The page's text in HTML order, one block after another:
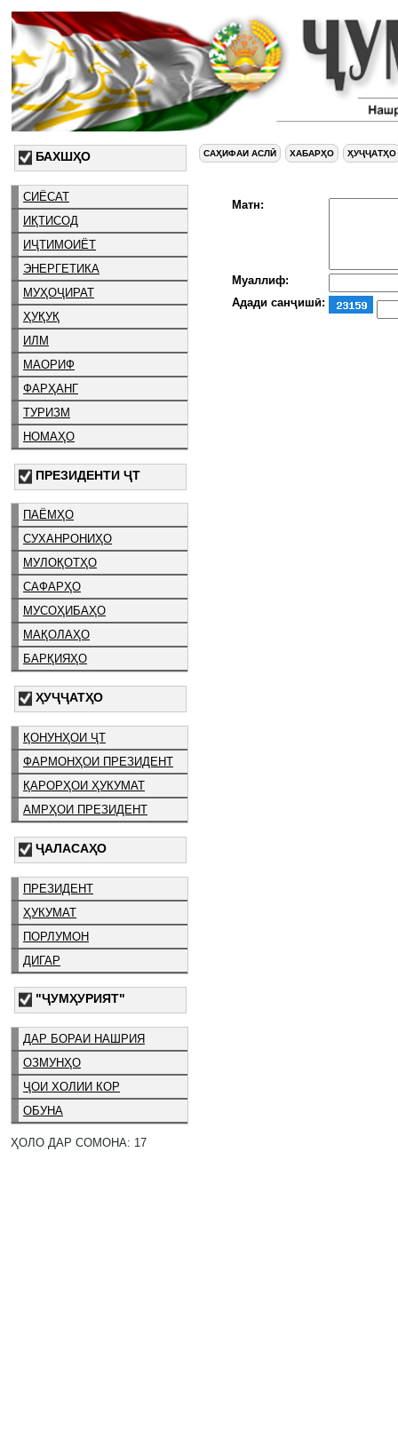
БАХШҲО
СИЁСАТ
ИҚТИСОД
ИҶТИМОИЁТ
ЭНЕРГЕТИКА
МУҲОҶИРАТ
ҲУҚУҚ
ИЛМ
МАОРИФ
ФАРҲАНГ
ТУРИЗМ
НОМАҲО
ПРЕЗИДЕНТИ ҶТ
ПАЁМҲО
СУХАНРОНИҲО
МУЛОҚОТҲО
САФАРҲО
МУСОҲИБАҲО
МАҚОЛАҲО
БАРҚИЯҲО
ҲУҶҶАТҲО
ҚОНУНҲОИ ҶТ
ФАРМОНҲОИ ПРЕЗИДЕНТ
ҚАРОРҲОИ ҲУКУМАТ
АМРҲОИ ПРЕЗИДЕНТ
ҶАЛАСАҲО
ПРЕЗИДЕНТ
ҲУКУМАТ
ПОРЛУМОН
ДИГАР
"ҶУМҲУРИЯТ"
ДАР БОРАИ НАШРИЯ
ОЗМУНҲО
ҶОИ ХОЛИИ КОР
ОБУНА
ҲОЛО ДАР СОМОНА: 17
САҲИФАИ АСЛӢ ХАБАРҲО ҲУҶҶАТҲО
Матн:
Муаллиф:
Адади санҷишӣ: